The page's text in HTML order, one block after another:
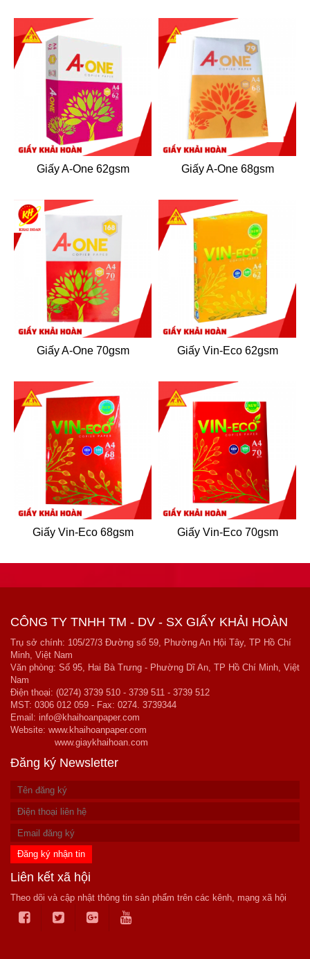
Giấy A-One 62gsm Giấy A-One 68gsm
Giấy A-One 70gsm Giấy Vin-Eco 62gsm
Giấy Vin-Eco 68gsm Giấy Vin-Eco 70gsm
CÔNG TY TNHH TM - DV - SX GIẤY KHẢI HOÀN
Trụ sở chính: 105/27/3 Đường số 59, Phường An Hội Tây, TP Hồ Chí
Minh, Việt Nam
Văn phòng: Số 95, Hai Bà Trưng - Phường Dĩ An, TP Hồ Chí Minh, Việt
Nam
Điện thoại: (0274) 3739 510 - 3739 511 - 3739 512
MST: 0306 012 059 - Fax: 0274. 3739344
Email: info@khaihoanpaper.com
Website: www.khaihoanpaper.com
www.giaykhaihoan.com
Đăng ký Newsletter
Liên kết xã hội
Theo dõi và cập nhật thông tin sản phẩm trên các kênh, mạng xã hội